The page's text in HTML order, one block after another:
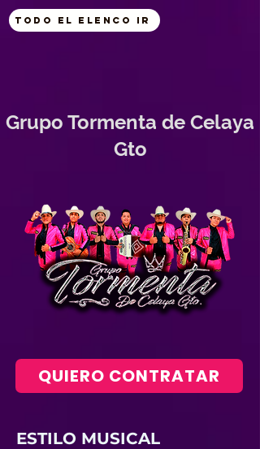
Todo el Elenco ir
Grupo Tormenta de Celaya
Gto
QUIERO CONTRATAR
ESTILO MUSICAL